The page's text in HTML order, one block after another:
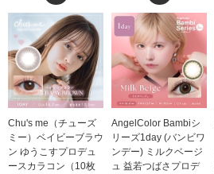
Chu's me（チューズ
ミー）ベイビーブラウ
ン ゆうこすプロデュ
ースカラコン（10枚
AngelColor Bambiシ
リーズ1day (バンビワ
ンデー) ミルクベージ
ュ 益若つばさプロデ